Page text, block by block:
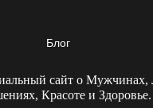
Блог
сайт о
Красоте и Здоровье.